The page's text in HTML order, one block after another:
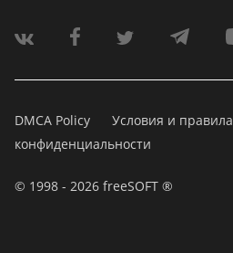
DMCA Policy Условия и правила
конфиденциальности
© 1998 - 2026 freeSOFT ®